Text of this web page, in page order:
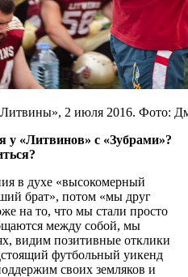
2 июля 2016. Фото:
«Литвинов» с «Зубрами»?
в духе «высокомерный
брат», потом «мы друг
на то, что мы стали просто
между собой, мы
видим позитивные отклики
футбольный уикенд
своих земляков и